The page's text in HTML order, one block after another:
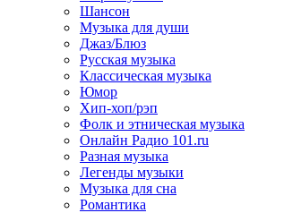
Шансон
Музыка для души
Джаз/Блюз
Русская музыка
Классическая музыка
Юмор
Хип-хоп/рэп
Фолк и этническая музыка
Онлайн Радио 101.ru
Разная музыка
Легенды музыки
Музыка для сна
Романтика